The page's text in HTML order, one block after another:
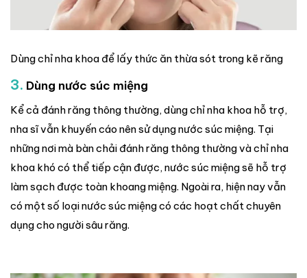
Dùng chỉ nha khoa để lấy thức ăn thừa sót trong kẽ răng
3. Dùng nước súc miệng
Kể cả đánh răng thông thường, dùng chỉ nha khoa hỗ trợ,
nha sĩ vẫn khuyến cáo nên sử dụng nước súc miệng. Tại
những nơi mà bàn chải đánh răng thông thường và chỉ nha
khoa khó có thể tiếp cận được, nước súc miệng sẽ hỗ trợ
làm sạch được toàn khoang miệng. Ngoài ra, hiện nay vẫn
có một số loại nước súc miệng có các hoạt chất chuyên
dụng cho người sâu răng.